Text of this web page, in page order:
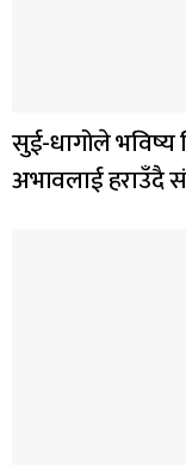
सुई-धागोले भविष्य
अभावलाई हराउँदै